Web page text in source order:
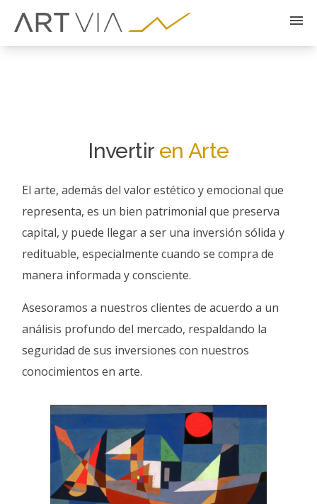
Invertir en Arte
El arte, además del valor estético y emocional que
representa, es un bien patrimonial que preserva
capital, y puede llegar a ser una inversión sólida y
redituable, especialmente cuando se compra de
manera informada y consciente.
Asesoramos a nuestros clientes de acuerdo a un
análisis profundo del mercado, respaldando la
seguridad de sus inversiones con nuestros
conocimientos en arte.